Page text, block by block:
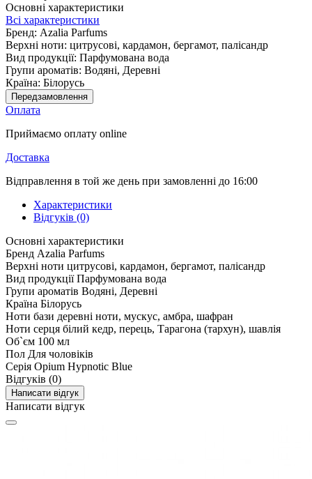
Основні характеристики
Всі характеристики
Бренд: Azalia Parfums
Верхні ноти: цитрусові, кардамон, бергамот, палісандр
Вид продукції: Парфумована вода
Групи ароматів: Водяні, Деревні
Країна: Білорусь
Передзамовлення
Оплата
Приймаємо оплату online
Доставка
Відправлення в той же день при замовленні до 16:00
Характеристики
Відгуків (0)
Основні характеристики
Бренд Azalia Parfums
Верхні ноти цитрусові, кардамон, бергамот, палісандр
Вид продукції Парфумована вода
Групи ароматів Водяні, Деревні
Країна Білорусь
Ноти бази деревні ноти, мускус, амбра, шафран
Ноти серця білий кедр, перець, Тарагона (тархун), шавлія
Об`єм 100 мл
Пол Для чоловіків
Серія Opium Hypnotic Blue
Відгуків (0)
Написати відгук
Написати відгук